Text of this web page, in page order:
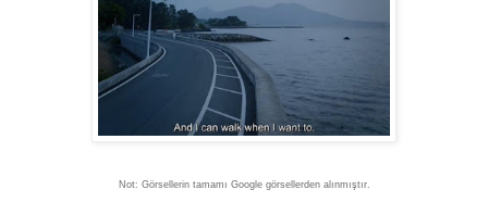
Not: Görsellerin tamamı Google görsellerden alınmıştır.